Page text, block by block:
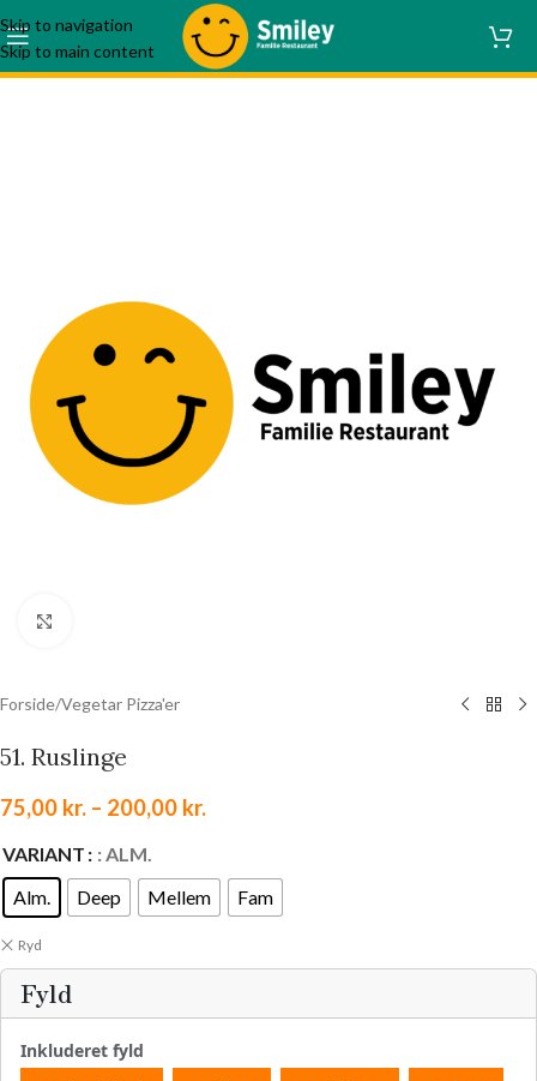
Skip to navigation
Skip to main content
Forside/Vegetar Pizza'er
51. Ruslinge
75,00 kr. – 200,00 kr.
VARIANT
: ALM.
Alm.
Deep Mellem Fam
Ryd